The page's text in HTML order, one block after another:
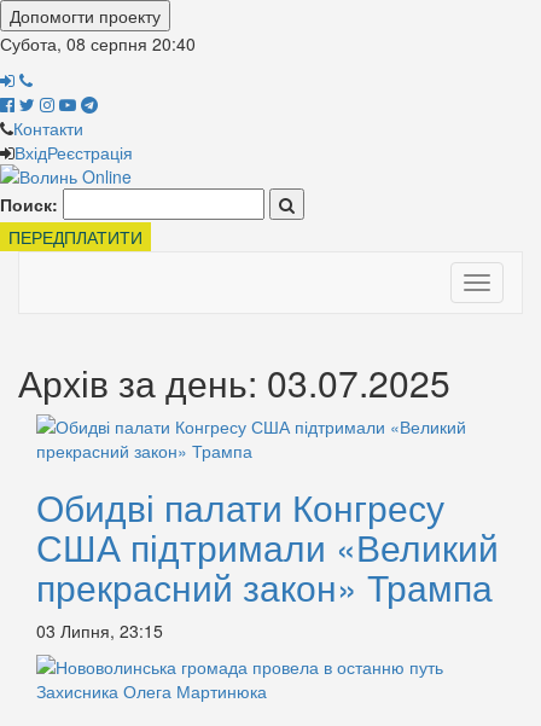
Допомогти проекту
Субота, 08 серпня 20:40
Контакти
ВхідРеєстрація
Поиск:
ПЕРЕДПЛАТИТИ
Toggle
Архів за день: 03.07.2025
Обидві палати Конгресу
США підтримали «Великий
прекрасний закон» Трампа
03 Липня, 23:15